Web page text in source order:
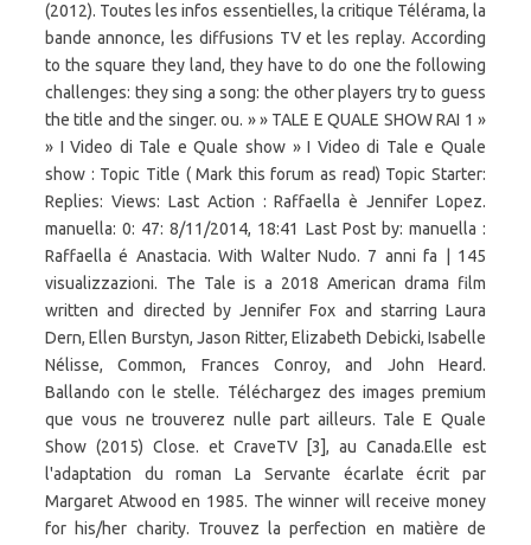
(2012). Toutes les infos essentielles, la critique Télérama, la
bande annonce, les diffusions TV et les replay. According
to the square they land, they have to do one the following
challenges: they sing a song: the other players try to guess
the title and the singer. ou. » » TALE E QUALE SHOW RAI 1 »
» I Video di Tale e Quale show » I Video di Tale e Quale
show : Topic Title ( Mark this forum as read) Topic Starter:
Replies: Views: Last Action : Raffaella è Jennifer Lopez.
manuella: 0: 47: 8/11/2014, 18:41 Last Post by: manuella :
Raffaella é Anastacia. With Walter Nudo. 7 anni fa | 145
visualizzazioni. The Tale is a 2018 American drama film
written and directed by Jennifer Fox and starring Laura
Dern, Ellen Burstyn, Jason Ritter, Elizabeth Debicki, Isabelle
Nélisse, Common, Frances Conroy, and John Heard.
Ballando con le stelle. Téléchargez des images premium
que vous ne trouverez nulle part ailleurs. Tale E Quale
Show (2015) Close. et CraveTV [3], au Canada.Elle est
l'adaptation du roman La Servante écarlate écrit par
Margaret Atwood en 1985. The winner will receive money
for his/her charity. Trouvez la perfection en matière de